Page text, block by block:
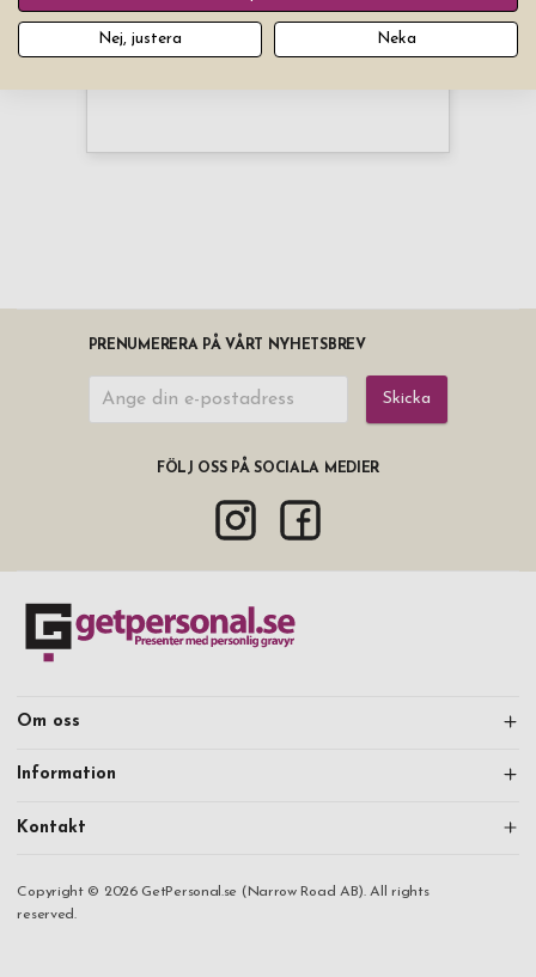
PRENUMERERA PÅ VÅRT NYHETSBREV
Skicka
FÖLJ OSS PÅ SOCIALA MEDIER
Om oss
Information
Kontakt
Copyright © 2026 GetPersonal.se (Narrow Road AB). All rights
reserved.
Nej, justera Neka